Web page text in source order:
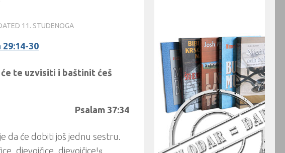
11. STUDENOGA
30
će te uzvisiti i baštinit ćeš
Psalam 37:34
da će dobiti još jednu sestru.
djevojčice, djevojčice!«